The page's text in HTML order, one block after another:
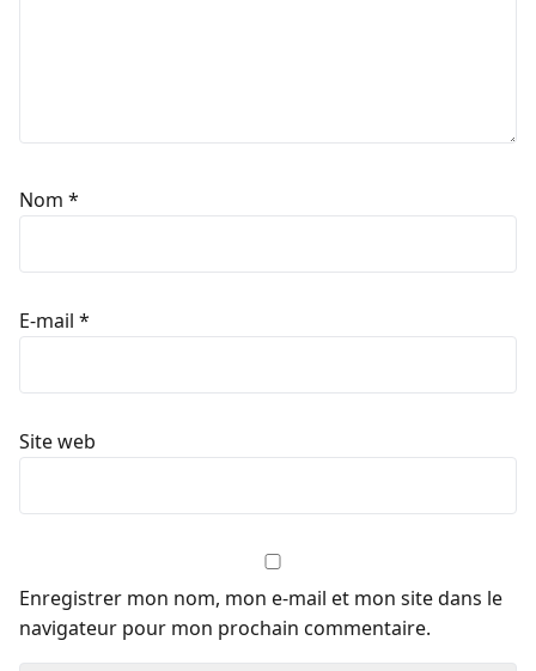
Nom *
E-mail *
Site web
Enregistrer mon nom, mon e-mail et mon site dans le
navigateur pour mon prochain commentaire.